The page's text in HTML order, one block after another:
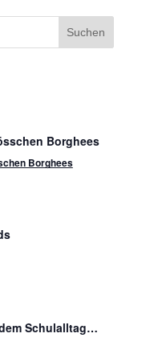
Borghees
Borghees
Schulalltag…